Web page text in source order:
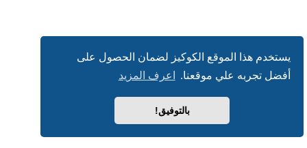
يستخدم هذا الموقع الكوكيز لضمان الحصول على
أفضل تجربه علي موقعنا.
اعرف المزيد
بالتوفيق!